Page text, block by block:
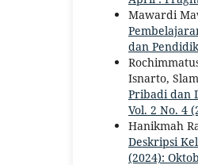
Mawardi
dan
Isnarto,
Pribadi dan
Vol. 2 No. 4
Hanikmah
Deskripsi
(2024):